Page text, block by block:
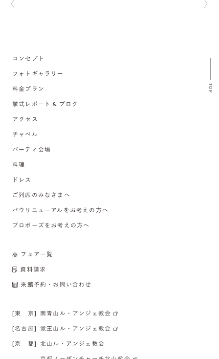
TOP
コンセプト
フォトギャラリー
料金プラン
挙式レポート & ブログ
アクセス
チャペル
パーティ会場
料理
ドレス
ご列席のみなさまへ
バウリニューアルをお考えの方へ
プロポーズをお考えの方へ
フェア一覧
資料請求
来館予約・お問い合わせ
[東 京] 南青山ル・アンジェ教会
[名古屋] 覚王山ル・アンジェ教会
[京 都] 北山ル・アンジェ教会